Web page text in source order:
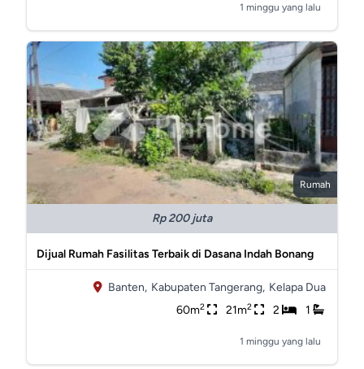
1 minggu yang lalu
Rumah
Rp 200 juta
Dijual Rumah Fasilitas Terbaik di Dasana Indah Bonang
Banten, Kabupaten Tangerang, Kelapa Dua
60m2 21m2 2 1
1 minggu yang lalu